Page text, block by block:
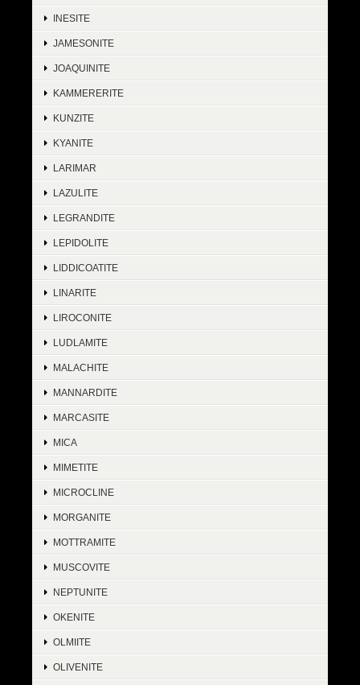
INESITE
JAMESONITE
JOAQUINITE
KAMMERERITE
KUNZITE
KYANITE
LARIMAR
LAZULITE
LEGRANDITE
LEPIDOLITE
LIDDICOATITE
LINARITE
LIROCONITE
LUDLAMITE
MALACHITE
MANNARDITE
MARCASITE
MICA
MIMETITE
MICROCLINE
MORGANITE
MOTTRAMITE
MUSCOVITE
NEPTUNITE
OKENITE
OLMIITE
OLIVENITE